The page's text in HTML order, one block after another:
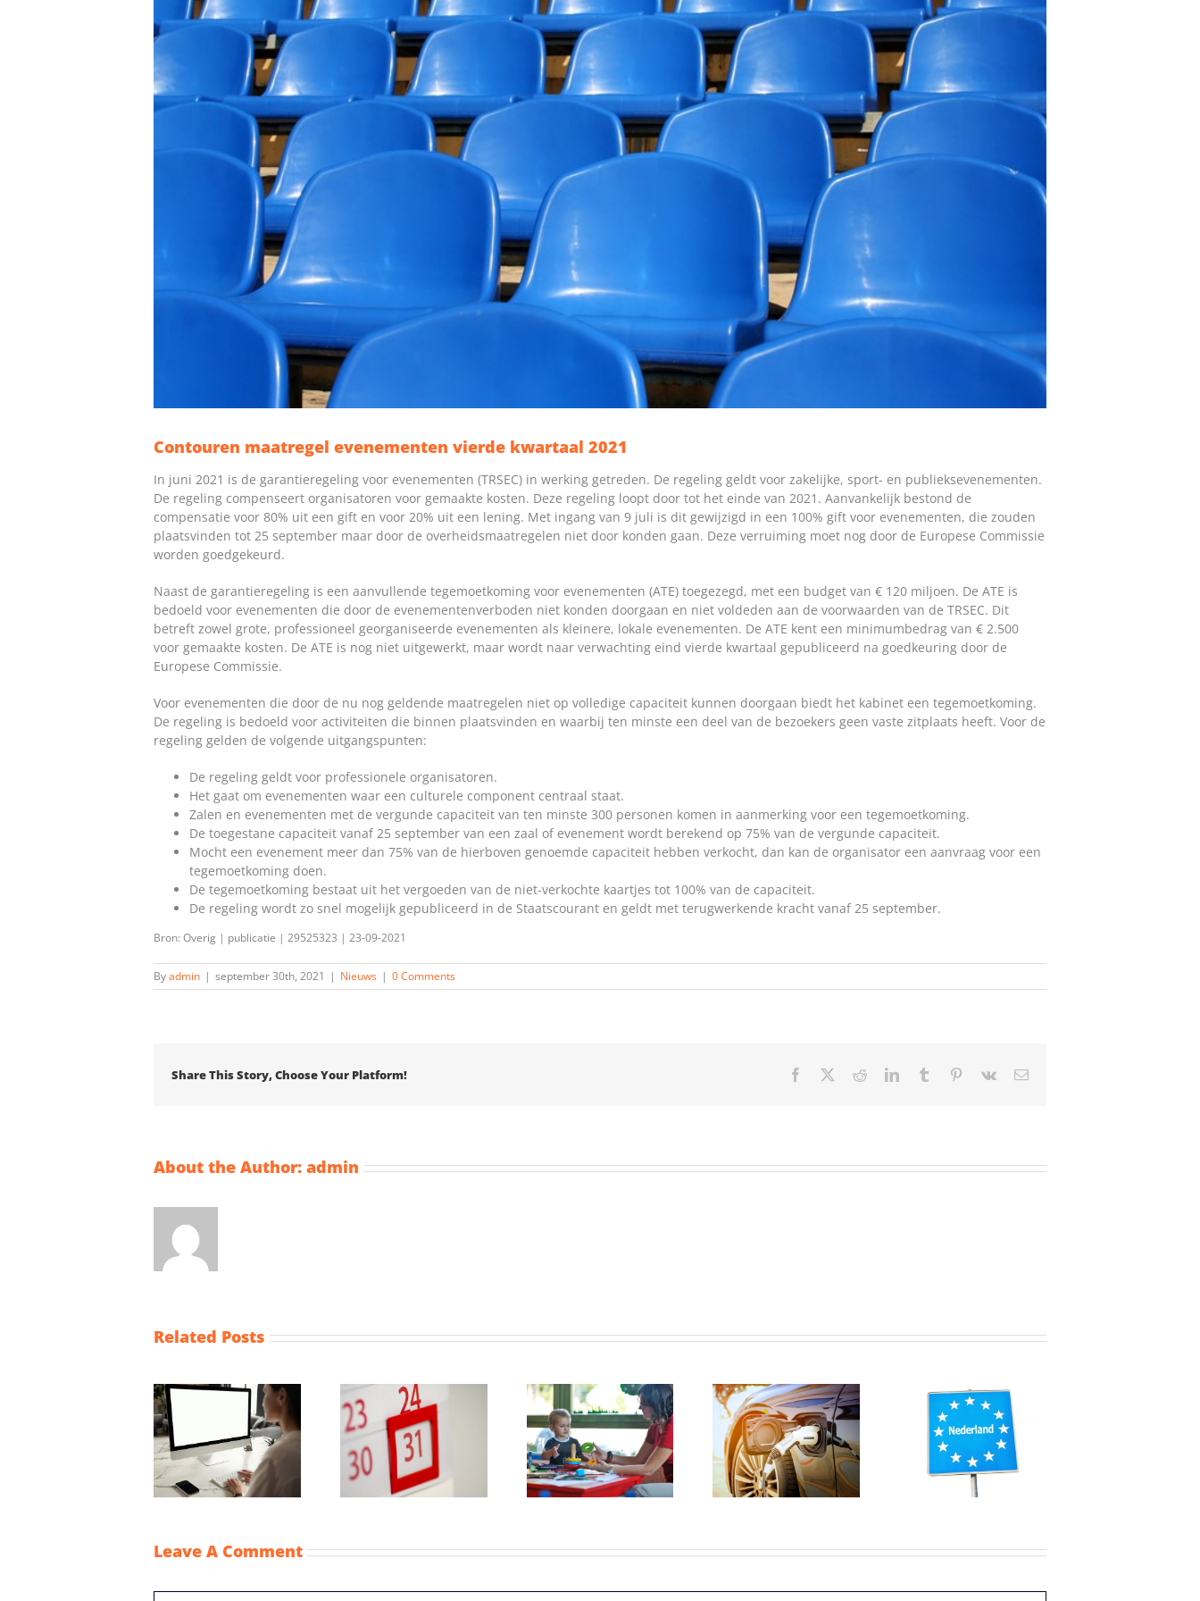
Contouren maatregel evenementen vierde kwartaal 2021
In juni 2021 is de garantieregeling voor evenementen (TRSEC) in werking getreden. De regeling geldt voor zakelijke, sport- en publieksevenementen.
De regeling compenseert organisatoren voor gemaakte kosten. Deze regeling loopt door tot het einde van 2021. Aanvankelijk bestond de
compensatie voor 80% uit een gift en voor 20% uit een lening. Met ingang van 9 juli is dit gewijzigd in een 100% gift voor evenementen, die zouden
plaatsvinden tot 25 september maar door de overheidsmaatregelen niet door konden gaan. Deze verruiming moet nog door de Europese Commissie
worden goedgekeurd.
Naast de garantieregeling is een aanvullende tegemoetkoming voor evenementen (ATE) toegezegd, met een budget van € 120 miljoen. De ATE is
bedoeld voor evenementen die door de evenementenverboden niet konden doorgaan en niet voldeden aan de voorwaarden van de TRSEC. Dit
betreft zowel grote, professioneel georganiseerde evenementen als kleinere, lokale evenementen. De ATE kent een minimumbedrag van € 2.500
voor gemaakte kosten. De ATE is nog niet uitgewerkt, maar wordt naar verwachting eind vierde kwartaal gepubliceerd na goedkeuring door de
Europese Commissie.
Voor evenementen die door de nu nog geldende maatregelen niet op volledige capaciteit kunnen doorgaan biedt het kabinet een tegemoetkoming.
De regeling is bedoeld voor activiteiten die binnen plaatsvinden en waarbij ten minste een deel van de bezoekers geen vaste zitplaats heeft. Voor de
regeling gelden de volgende uitgangspunten:
De regeling geldt voor professionele organisatoren.
Het gaat om evenementen waar een culturele component centraal staat.
Zalen en evenementen met de vergunde capaciteit van ten minste 300 personen komen in aanmerking voor een tegemoetkoming.
De toegestane capaciteit vanaf 25 september van een zaal of evenement wordt berekend op 75% van de vergunde capaciteit.
Mocht een evenement meer dan 75% van de hierboven genoemde capaciteit hebben verkocht, dan kan de organisator een aanvraag voor een
tegemoetkoming doen.
De tegemoetkoming bestaat uit het vergoeden van de niet-verkochte kaartjes tot 100% van de capaciteit.
De regeling wordt zo snel mogelijk gepubliceerd in de Staatscourant en geldt met terugwerkende kracht vanaf 25 september.
Bron: Overig | publicatie | 29525323 | 23-09-2021
Byadmin | september 30th, 2021 | Nieuws | 0 Comments
Share This Story, Choose Your Platform! Facebook RedditLinkedInTumblr Pinterest
Vk Email
About the Author: admin
Related Posts
Vaststellingsaanvraag
NOW-1
Maximum
uurprijzen
kinderopvangtoeslag
2022
Subsidiebedragen
nieuwe
elektrische auto’s
worden lager
Afspraken
thuiswerken
grensarbeiders
verlengd
Leave A Comment